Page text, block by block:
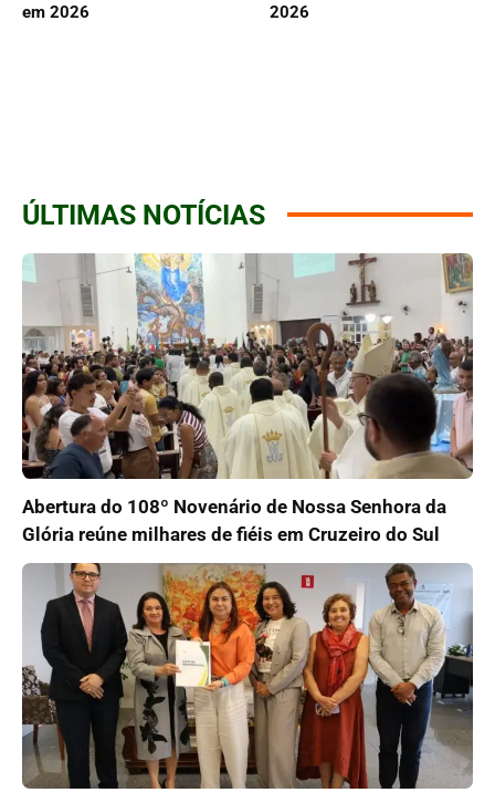
em 2026
2026
ÚLTIMAS NOTÍCIAS
Abertura do 108º Novenário de Nossa Senhora da
Glória reúne milhares de fiéis em Cruzeiro do Sul